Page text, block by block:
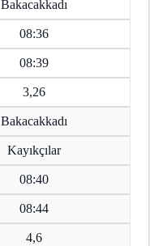
Bakacakkadı
08:36
08:39
3,26
Bakacakkadı
Kayıkçılar
08:40
08:44
4,6